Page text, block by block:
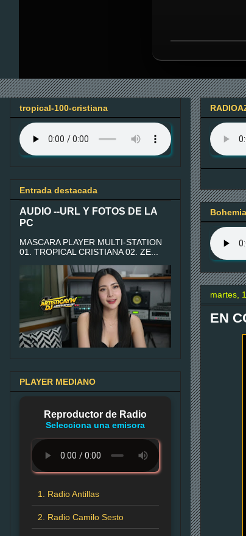
martes,
EN
tropical-100-cristiana
Entrada destacada
AUDIO --URL Y FOTOS DE LA
PC
MASCARA PLAYER MULTI-STATION
01. TROPICAL CRISTIANA 02. ZE...
PLAYER MEDIANO
Reproductor de Radio
Selecciona una emisora
1. Radio Antillas
2. Radio Camilo Sesto